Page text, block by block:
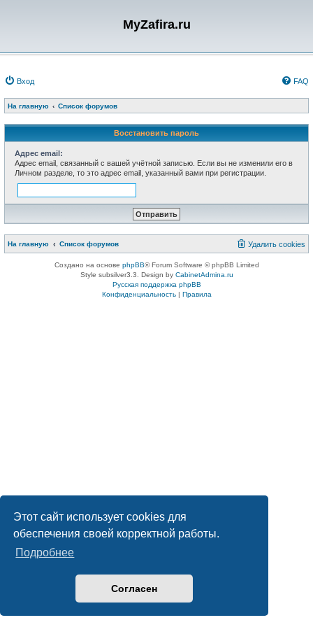
Этот сайт использует cookies для
обеспечения своей корректной работы.
Подробнее
Согласен
MyZafira.ru
Вход FAQ
На главную Список форумов
Восстановить пароль
Адрес email:
Адрес email, связанный с вашей учётной записью. Если вы не изменили его в
Личном разделе, то это адрес email, указанный вами при регистрации.
На главную Список форумов Удалить cookies
Создано на основе phpBB® Forum Software © phpBB Limited
Style subsilver3.3. Design by CabinetAdmina.ru
Русская поддержка phpBB
Конфиденциальность| Правила